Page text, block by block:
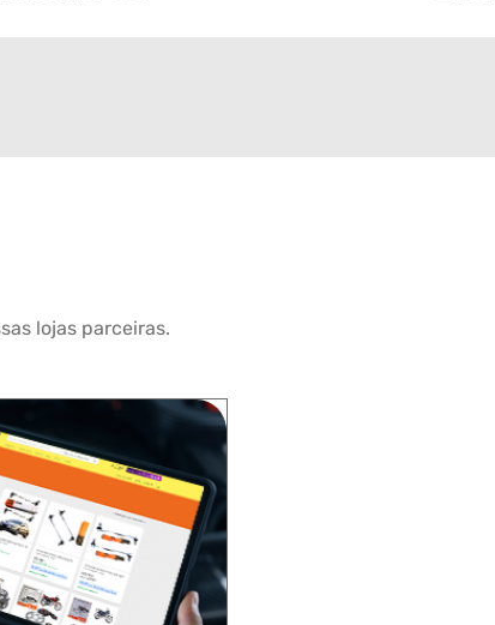
lojas parceiras.